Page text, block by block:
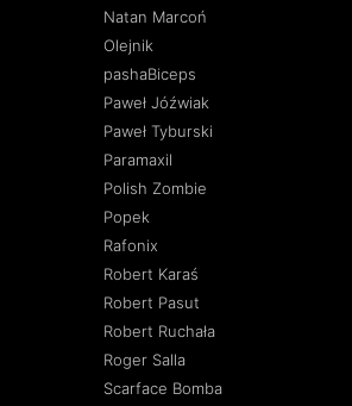
Natan Marcoń
Olejnik
pashaBiceps
Paweł Jóźwiak
Paweł Tyburski
Paramaxil
Polish Zombie
Popek
Rafonix
Robert Karaś
Robert Pasut
Robert Ruchała
Roger Salla
Scarface Bomba